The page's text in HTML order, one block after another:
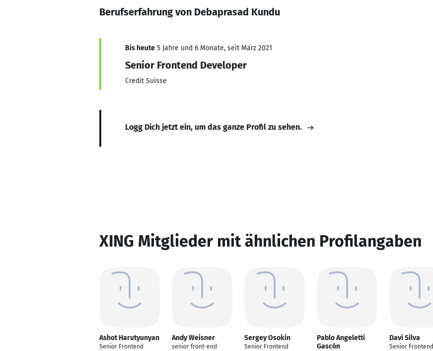
Berufserfahrung von Debaprasad Kundu
Bis heute 5 Jahre und 6 Monate, seit März 2021
Senior Frontend Developer
Credit Suisse
Logg Dich jetzt ein, um das ganze Profil zu sehen.
XING Mitglieder mit ähnlichen Profilangaben
Ashot Harutyunyan
Senior Frontend
Andy Weisner
senior front-end
Sergey Osokin
Senior Frontend
Pablo Angeletti
Gascón
Davi Silva
Senior Frontend